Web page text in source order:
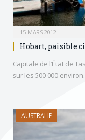
15 MARS 2012
Hobart, paisible
Capitale de l’État de
sur les 500 000
AUSTRALIE